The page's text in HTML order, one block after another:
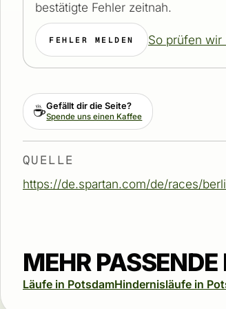
bestätigte Fehler zeitnah.
FEHLER MELDEN So prüfen
☕Gefällt dir die Seite?
Spende uns einen Kaffee
QUELLE
https://de.spartan.com/de/races/
MEHR
Läufe in PotsdamHindernisläufe in